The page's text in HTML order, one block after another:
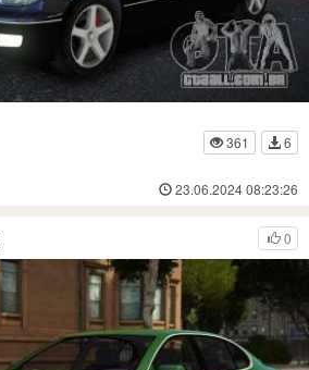
361
6
23.06.2024 08:23:26
0